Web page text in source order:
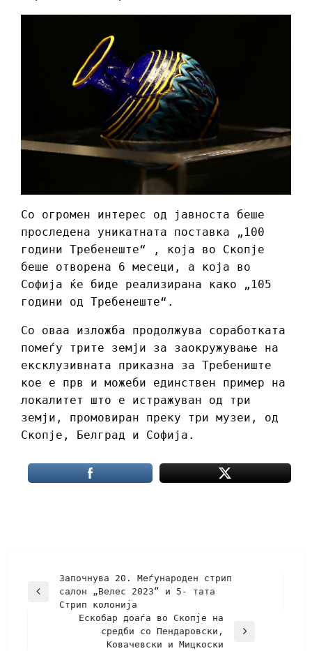
Со огромен интерес од јавноста беше
проследена уникатната поставка „100
години Требенеште“ , која во Скопје
беше отворена 6 месеци, а која во
Софија ќе биде реализирана како „105
години од Требенеште“.
Со оваа изложба продолжува соработката
помеѓу трите земји за заокружување на
ексклузивната приказна за Требениште
кое е прв и можеби единствен пример на
локалитет што е истражуван од три
земји, промовиран преку три музеи, од
Скопје, Белград и Софија.
Започнува 20. Меѓународен стрип
салон „Велес 2023“ и 5- тата
Стрип колонија
Eскобар доаѓа во Скопје на
средби со Пендаровски,
Ковачевски и Мицкоски